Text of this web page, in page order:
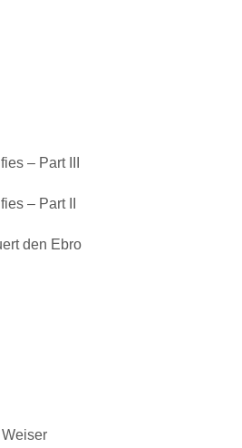
– Part III
– Part II
den Ebro